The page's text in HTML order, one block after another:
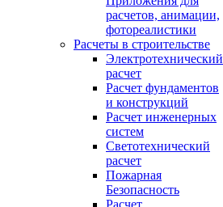
расчетов, анимации,
фотореалистики
Расчеты в строительстве
Электротехнический
расчет
Расчет фундаментов
и конструкций
Расчет инженерных
систем
Светотехнический
расчет
Пожарная
Безопасность
Расчет